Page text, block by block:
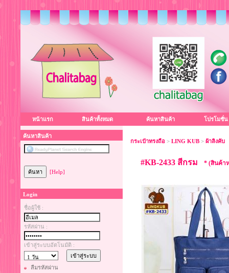
หน้าแรก สินค้าทั้งหมด ค้นหาสินค้า โปรโมชั่น
ค้นหาสินค้า
[Help]
Login
ชื่อผู้ใช้ :
รหัสผ่าน :
เข้าสู่ระบบอัตโนมัติ :
ลืมรหัสผ่าน
กระเป๋าทรงถือ > LING KUB > ผ้าลิงคับ
#KB-2433 สีกรม * (สินค้า